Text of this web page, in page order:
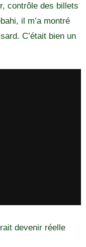
contrôle des billets
il m’a montré
C’était bien un
devenir réelle